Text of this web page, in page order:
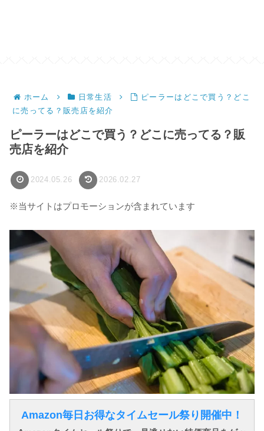
ホーム 日常生活
ピーラーはどこで買う？どこ
に売ってる？販売店を紹介
ピーラーはどこで買う？どこに売ってる？販
売店を紹介
2024.05.26 2026.02.27
※当サイトはプロモーションが含まれています
Amazon毎日お得なタイムセール祭り開催中！